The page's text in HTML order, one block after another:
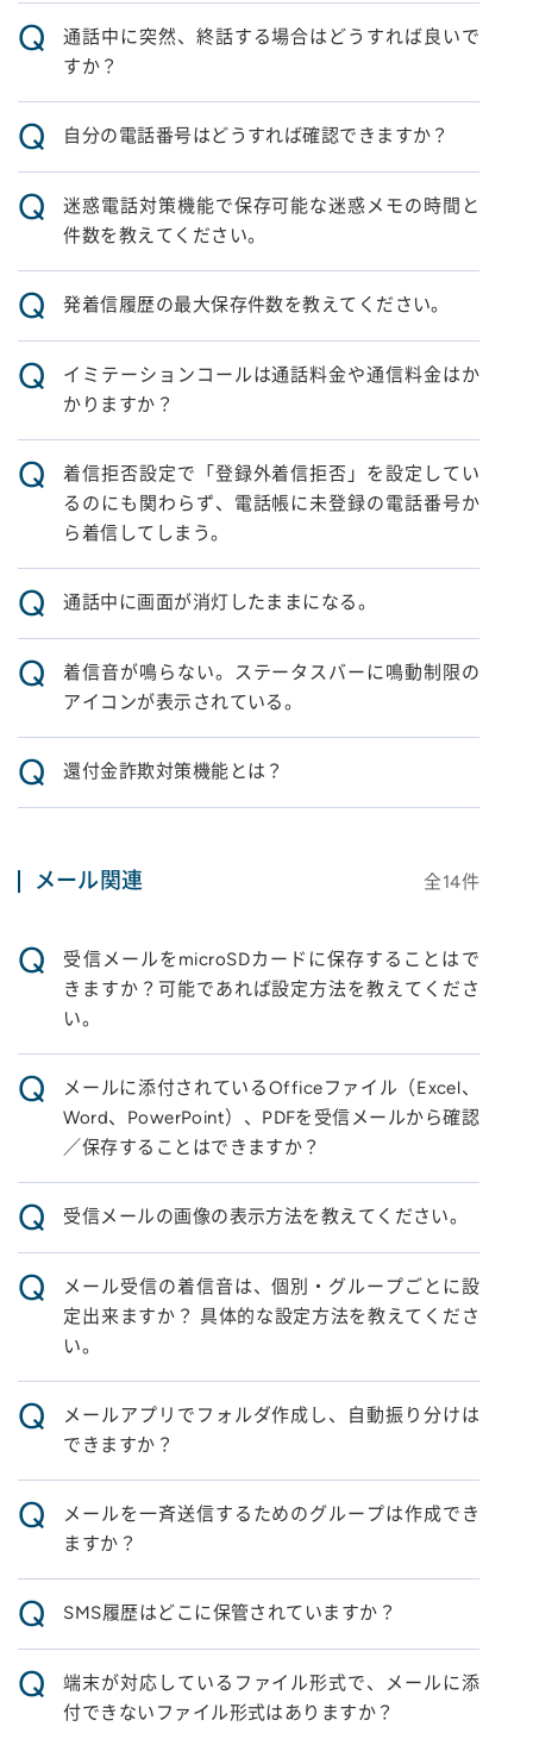
Q
通話中に突然、終話する場合はどうすれば良いで
すか？
Q 自分の電話番号はどうすれば確認できますか？
Q
迷惑電話対策機能で保存可能な迷惑メモの時間と
件数を教えてください。
Q 発着信履歴の最大保存件数を教えてください。
Q
イミテーションコールは通話料金や通信料金はか
かりますか？
Q
着信拒否設定で「登録外着信拒否」を設定してい
るのにも関わらず、電話帳に未登録の電話番号か
ら着信してしまう。
Q 通話中に画面が消灯したままになる。
Q
着信音が鳴らない。ステータスバーに鳴動制限の
アイコンが表示されている。
Q 還付金詐欺対策機能とは？
メール関連 全14件
Q
受信メールをmicroSDカードに保存することはで
きますか？可能であれば設定方法を教えてくださ
い。
Q
メールに添付されているOfficeファイル（Excel、
Word、PowerPoint）、PDFを受信メールから確認
／保存することはできますか？
Q 受信メールの画像の表示方法を教えてください。
Q
メール受信の着信音は、個別・グループごとに設
定出来ますか？ 具体的な設定方法を教えてくださ
い。
Q
メールアプリでフォルダ作成し、自動振り分けは
できますか？
Q
メールを一斉送信するためのグループは作成でき
ますか？
Q SMS履歴はどこに保管されていますか？
Q
端末が対応しているファイル形式で、メールに添
付できないファイル形式はありますか？